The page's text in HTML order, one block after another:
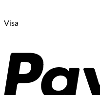
Visa